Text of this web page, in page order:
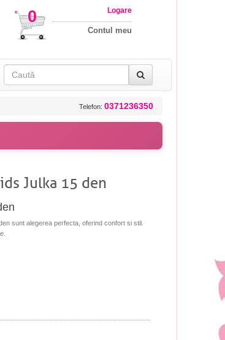
0 Logare
Contul meu
Telefon: 0371236350
Julka 15 den
sunt alegerea perfecta, oferind confort si stil.